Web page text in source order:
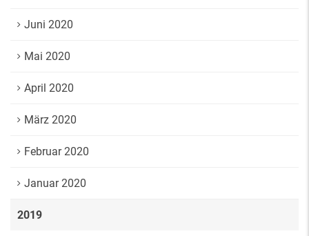
Juni 2020
Mai 2020
April 2020
März 2020
Februar 2020
Januar 2020
2019